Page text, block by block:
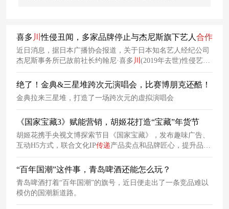
喜多 川性侵丑闻，多家品牌停止与杰尼斯旗下艺人 合作
近日消息，据日本广播协会报道，关于日本知名艺人经纪公司
杰尼斯事务所已故前社长约翰尼·喜多 川 (2019年去世)性侵艺人
事件，杰尼斯事务所召开记者会。自发布会后，包括朝日、三
得利、麦当劳在内的多家公司宣布停止与杰尼斯旗下艺人合
，部分代言直接终止或冷处理，木村拓哉等少部分艺人代言
到期不续，剩下包括宝洁、明治、乐敦在内的公司表示尚在讨
论中。
绝了！金典&三星堆跨次元演唱会，比赛博朋克还酷！
金典拉来三星堆，打造了一场跨次元的虚拟演唱会
《国家宝藏3》赋能营销，胡姬花打造“宝藏”年货节
胡姬花携手央视文博探索节目《国家宝藏》，发布趣味广告、
互动H5方式，联合文化IP传递产品卖点和品牌匠心，提升品牌
价值，将品牌“非遗技艺的传承者”形象深植于消费者的内心
中。
“百年国潮”这件事，青岛啤酒还能怎么玩？
青岛啤酒打着“百年国潮”的旗号，近日便走出了一条竞品难以
模仿的国潮新道路。